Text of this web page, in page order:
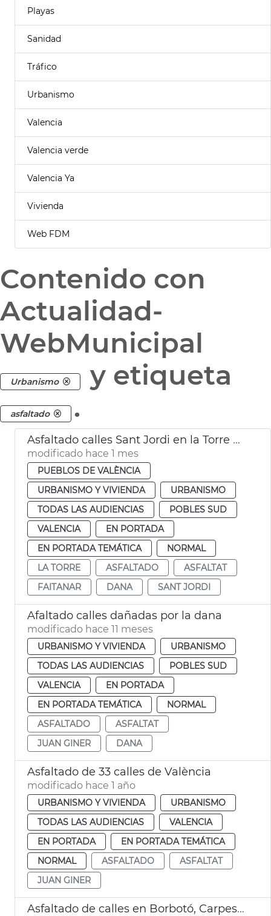
Playas
Sanidad
Tráfico
Urbanismo
Valencia
Valencia verde
Valencia Ya
Vivienda
Web FDM
Contenido con
Actualidad-
WebMunicipal
Urbanismo y etiqueta
asfaltado .
Asfaltado calles Sant Jordi en la Torre València
modificado hace 1 mes
PUEBLOS DE VALÈNCIA
URBANISMO Y VIVIENDA
URBANISMO
TODAS LAS AUDIENCIAS
POBLES SUD
VALENCIA
EN PORTADA
EN PORTADA TEMÁTICA
NORMAL
LA TORRE
ASFALTADO
ASFALTAT
FAITANAR
DANA SANT JORDI
Afaltado calles dañadas por la dana
modificado hace 11 meses
URBANISMO Y VIVIENDA
URBANISMO
TODAS LAS AUDIENCIAS
POBLES SUD
VALENCIA
EN PORTADA
EN PORTADA TEMÁTICA
NORMAL
ASFALTADO
ASFALTAT
JUAN GINER
DANA
Asfaltado de 33 calles de València
modificado hace 1 año
URBANISMO Y VIVIENDA
URBANISMO
TODAS LAS AUDIENCIAS
VALENCIA
EN PORTADA
EN PORTADA TEMÁTICA
NORMAL
ASFALTADO
ASFALTAT
JUAN GINER
Asfaltado de calles en Borbotó, Carpesa y Mauella